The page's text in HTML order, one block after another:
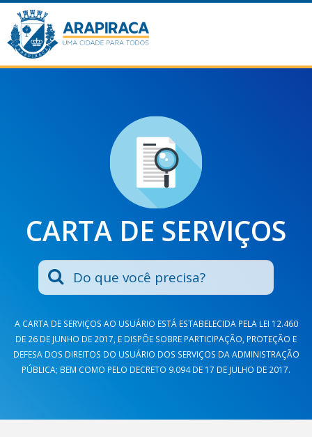
CARTA DE SERVIÇOS
A CARTA DE SERVIÇOS AO USUÁRIO ESTÁ ESTABELECIDA PELA LEI 12.460
DE 26 DE JUNHO DE 2017, E DISPÕE SOBRE PARTICIPAÇÃO, PROTEÇÃO E
DEFESA DOS DIREITOS DO USUÁRIO DOS SERVIÇOS DA ADMINISTRAÇÃO
PÚBLICA; BEM COMO PELO DECRETO 9.094 DE 17 DE JULHO DE 2017.